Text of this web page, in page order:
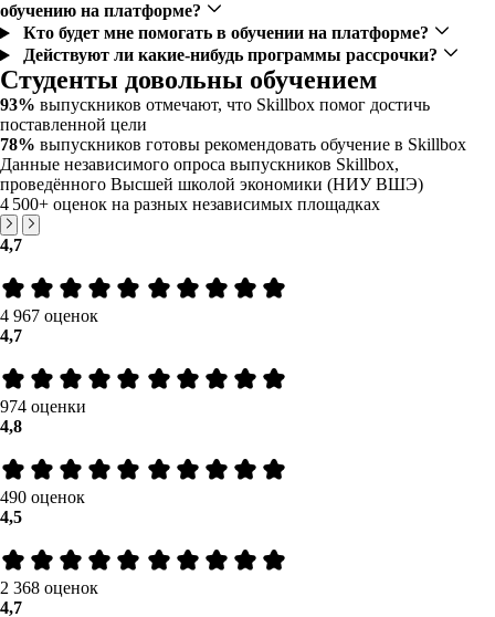
обучению на платформе?
Кто будет мне помогать в обучении на платформе?
Действуют ли какие-нибудь программы рассрочки?
Студенты довольны обучением
93% выпускников отмечают, что Skillbox помог достичь
поставленной цели
78% выпускников готовы рекомендовать обучение в Skillbox
Данные независимого опроса выпускников Skillbox,
проведённого Высшей школой экономики (НИУ ВШЭ)
4 500+ оценок на разных независимых площадках
4,7
4 967 оценок
4,7
974 оценки
4,8
490 оценок
4,5
2 368 оценок
4,7